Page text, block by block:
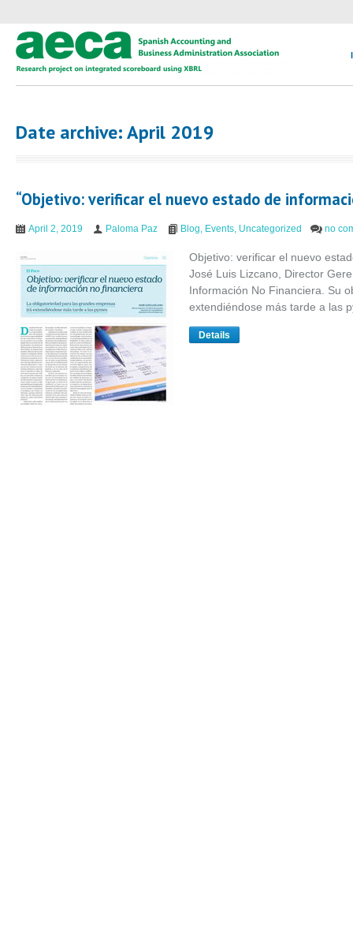
Date archive: April 2019
“Objetivo: verificar el nuevo estado de
April 2, 2019 Paloma Paz Blog, Events, Uncategorized no
Objetivo: verificar el nuevo
José Luis Lizcano, Director
Información No Financiera. Su
extendiéndose más tarde a las
Details